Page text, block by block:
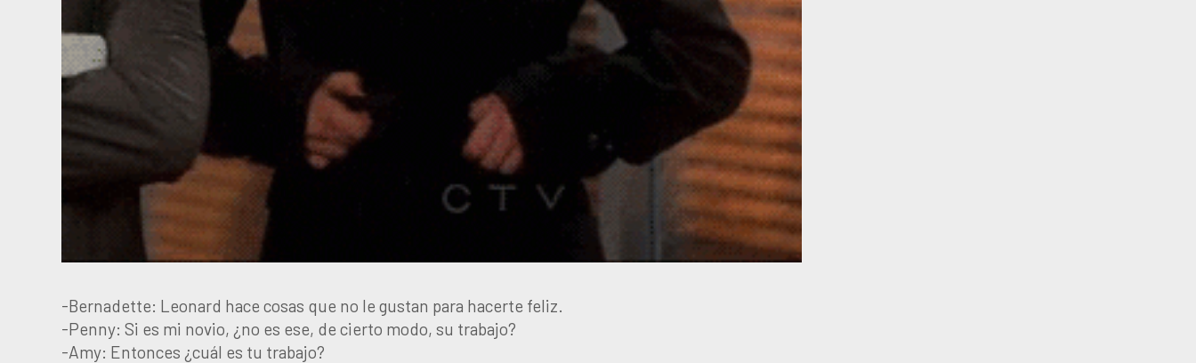
-Bernadette: Leonard hace cosas que no le gustan para hacerte feliz.
-Penny: Si es mi novio, ¿no es ese, de cierto modo, su trabajo?
-Amy: Entonces ¿cuál es tu trabajo?